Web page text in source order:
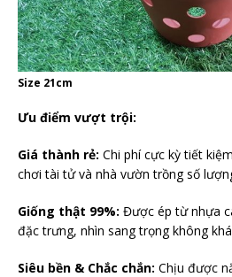
Size 21cm
Ưu điểm vượt trội:
Giá thành rẻ: Chi phí cực kỳ tiết
chơi tài tử và nhà vườn trồng số
Giống thật 99%: Được ép từ nhựa
đặc trưng, nhìn sang trọng không
Siêu bền & Chắc chắn: Chịu được